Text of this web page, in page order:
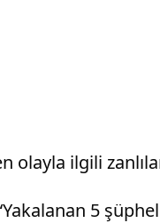
ilgili
5